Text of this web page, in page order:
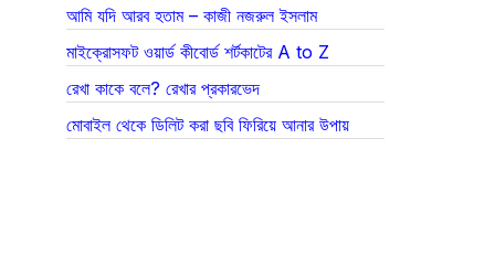
আমি যদি আরব হতাম – কাজী নজরুল ইসলাম
মাইক্রোসফট ওয়ার্ড কীবোর্ড শর্টকাটের A to Z
রেখা কাকে বলে? রেখার প্রকারভেদ
মোবাইল থেকে ডিলিট করা ছবি ফিরিয়ে আনার উপায়